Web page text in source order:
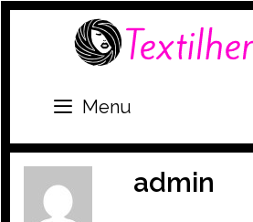
Menu
admin